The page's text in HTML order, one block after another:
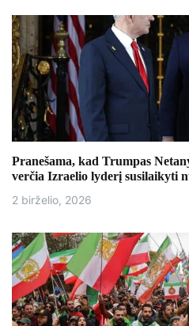
r
p
į
r
a
š
ų
Pranešama, kad Trumpas
verčia Izraelio lyderį susilaikyti
2 birželio, 2026